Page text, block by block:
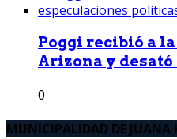
Poggi recibió a
Arizona y
0
MUNICIPALIDAD DE JUANA